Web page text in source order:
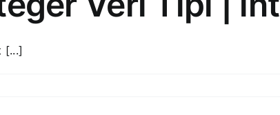
[...]